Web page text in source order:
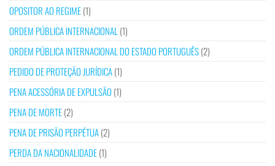
OPOSITOR AO REGIME(1)
ORDEM PÚBLICA INTERNACIONAL (1)
ORDEM PÚBLICA INTERNACIONAL DO ESTADO PORTUGUÊS(2)
PEDIDO DE PROTEÇÃO JURÍDICA(1)
PENA ACESSÓRIA DE EXPULSÃO (1)
PENA DE MORTE(2)
PENA DE PRISÃO PERPÉTUA(2)
PERDA DA NACIONALIDADE(1)